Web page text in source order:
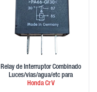
Relay de Interruptor Combinado
Luces/vias/agua/etc para
HondaCr V